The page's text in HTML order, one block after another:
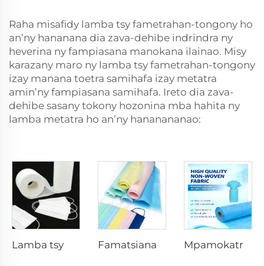
Raha misafidy lamba tsy fametrahan-tongony ho
an’ny hananana dia zava-dehibe indrindra ny
heverina ny fampiasana manokana ilainao. Misy
karazany maro ny lamba tsy fametrahan-tongony
izay manana toetra samihafa izay metatra
amin’ny fampiasana samihafa. Ireto dia zava-
dehibe sasany tokony hozonina mba hahita ny
lamba metatra ho an’ny hananananao:
Mpamokatra tambin'ny lamba tsy mifamatotra PP SMMS 43gsm 45gsm misy loko manokana